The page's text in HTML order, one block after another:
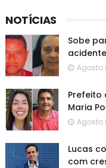
NOTÍCIAS
Sobe
Agosto
Prefeito
Maria
Agosto
Lucas
com